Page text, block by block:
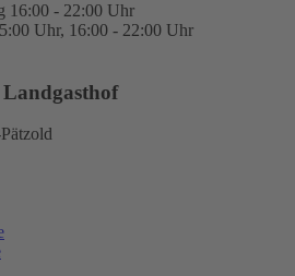
16:00 - 22:00 Uhr
Uhr, 16:00 - 22:00 Uhr
Landgasthof